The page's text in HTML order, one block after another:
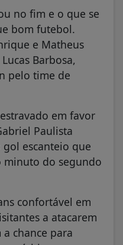
no fim e o que se
bom futebol.
e Matheus
Barbosa,
pelo time de
em favor
Paulista
gol escanteio que
do segundo
confortável em
a atacarem
chance para